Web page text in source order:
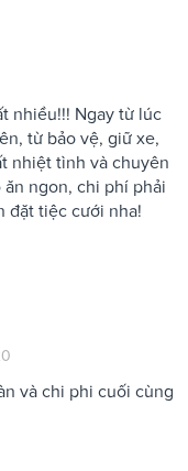
nhiều!!! Ngay từ lúc
từ bảo vệ, giữ xe,
nhiệt tình và chuyên
ngon, chi phí phải
đặt tiệc cưới nha!
và chi phi cuối cùng